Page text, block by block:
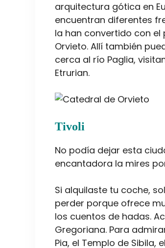
arquitectura gótica en
encuentran diferentes
la han convertido con
Orvieto. Allí también
cerca al río Paglia,
Etrurian.
Tivoli
No podía dejar esta
encantadora la mires
Si alquilaste tu coche,
perder porque ofrece
los cuentos de hadas.
Gregoriana. Para
Pia, el Templo de Sibila,